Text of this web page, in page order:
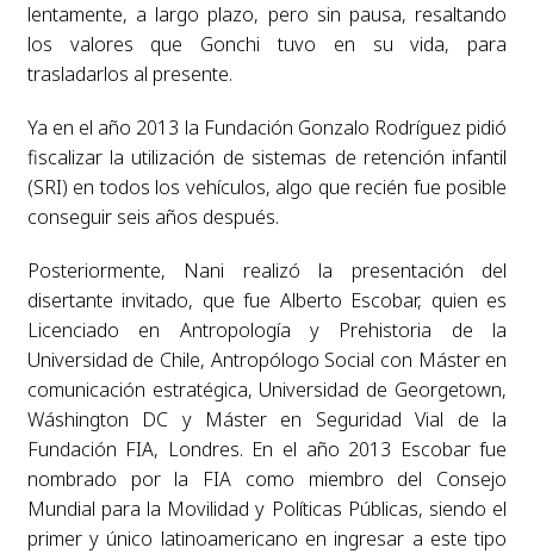
lentamente, a largo plazo, pero sin pausa, resaltando
los valores que Gonchi tuvo en su vida, para
trasladarlos al presente.
Ya en el año 2013 la Fundación Gonzalo Rodríguez pidió
fiscalizar la utilización de sistemas de retención infantil
(SRI) en todos los vehículos, algo que recién fue posible
conseguir seis años después.
Posteriormente, Nani realizó la presentación del
disertante invitado, que fue Alberto Escobar, quien es
Licenciado en Antropología y Prehistoria de la
Universidad de Chile, Antropólogo Social con Máster en
comunicación estratégica, Universidad de Georgetown,
Wáshington DC y Máster en Seguridad Vial de la
Fundación FIA, Londres. En el año 2013 Escobar fue
nombrado por la FIA como miembro del Consejo
Mundial para la Movilidad y Políticas Públicas, siendo el
primer y único latinoamericano en ingresar a este tipo